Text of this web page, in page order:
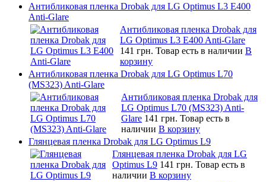
Антибликовая пленка Drobak для LG Optimus L3 E400
Anti-Glare
Антибликовая пленка Drobak для
LG Optimus L3 E400 Anti-Glare
141 грн. Товар есть в наличии В
корзину
Антибликовая пленка Drobak для LG Optimus L70
(MS323) Anti-Glare
Антибликовая пленка Drobak для
LG Optimus L70 (MS323) Anti-
Glare 141 грн. Товар есть в
наличии В корзину
Глянцевая пленка Drobak для LG Optimus L9
Глянцевая пленка Drobak для LG
Optimus L9 141 грн. Товар есть в
наличии В корзину